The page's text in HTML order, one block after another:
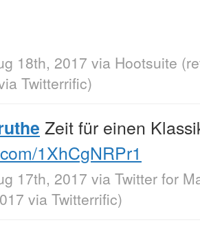
18th, 2017 via Hootsuite
Twitterrific)
Zeit für einen
1XhCgNRPr1
17th, 2017 via Twitter for
via Twitterrific)